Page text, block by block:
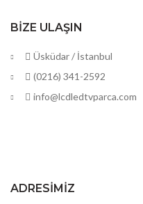
BIZE ULAŞIN
Üsküdar / İstanbul
(0216) 341-2592
info@lcdledtvparca.com
ADRESIMIZ